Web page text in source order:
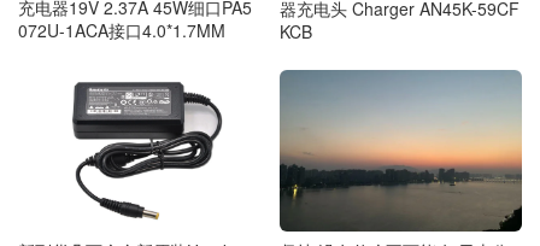
充电器19V 2.37A 45W细口PA5
072U-1ACA接口4.0*1.7MM
器充电头 Charger AN45K-59CF
KCB